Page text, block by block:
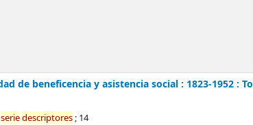
de beneficencia y asistencia social : 1823-1952 :
seriedescriptores; 14